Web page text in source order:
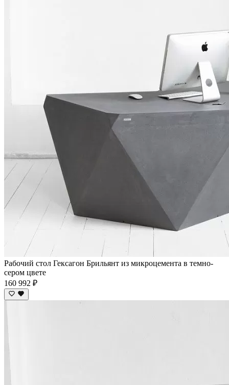
Рабочий стол Гексагон Брильянт из микроцемента в темно-
сером цвете
160 992 ₽